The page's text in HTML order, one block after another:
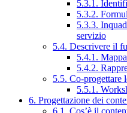
5.3.1.
5.3.2.
5.3.3.
servizio
5.4. Descrivere il
5.4.1.
5.4.2.
5.5. Co-progettare
5.5.1.
6. Progettazione dei
6.1. Cos’è il